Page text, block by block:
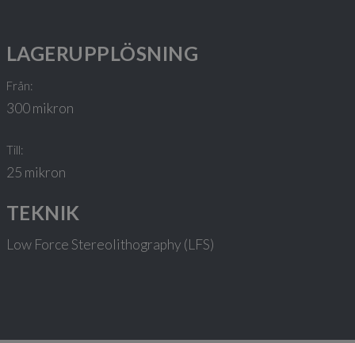
LAGERUPPLÖSNING
Från:
300 mikron
Till:
25 mikron
TEKNIK
Low Force Stereolithography (LFS)